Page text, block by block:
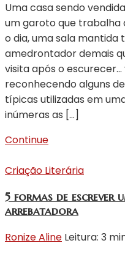
Uma casa sendo
um garoto que
o dia, uma sala mantida
amedrontador demais
visita após o
reconhecendo alguns
típicas utilizadas em
inúmeras as […]
Continue
Criação Literária
5 formas de escrever
arrebatadora
Ronize Aline Leitura: 3